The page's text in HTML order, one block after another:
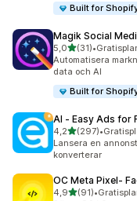
Built for
Magik Social
5,0av 5 stjärnor
(31)
31 recensioner
•
Automatisera
data och AI
Built for
AI ‑ Easy Ads for
4,2av 5 stjärnor
(297)
297 recensioner
•
Lansera en
konverterar
OC Meta Pixel‑
4,9av 5 stjärnor
(91)
91 recensioner totalt
•